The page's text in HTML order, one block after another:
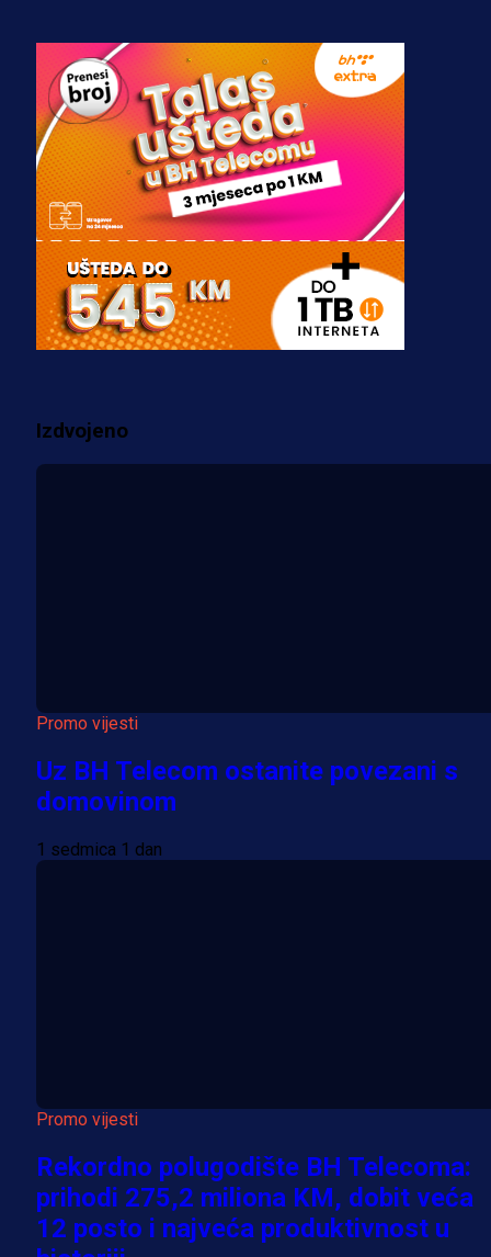
A Selekcija
Zmajevi dobili veliko pojačanje:
Fudbaler Olympiacosa želi obući
dres BiH!
3 sedmica 5 dan
Premijer liga BiH
Misimović priveden: SIPA ga tereti
za pranje novca, pretresaju
prostorije FK Borac!
Više vijesti
Izdvojeno
Promo vijesti
Uz BH Telecom ostanite povezani s
domovinom
1 sedmica 1 dan
Promo vijesti
Rekordno polugodište BH Telecoma:
prihodi 275,2 miliona KM, dobit veća
12 posto i najveća produktivnost u